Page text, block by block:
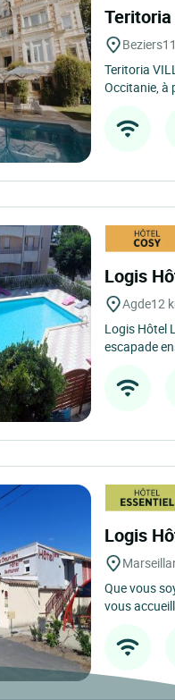
Teritoria
Beziers
Teritoria
Occitanie, à
Logis
Agde12
Logis Hôtel
escapade
Logis
Que vous
vous